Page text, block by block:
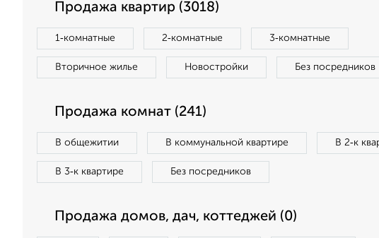
Продажа квартир (3018)
1‑комнатные 2‑комнатные 3‑комнатные
Вторичное жилье Новостройки Без посредников
Продажа комнат (241)
В общежитии В коммунальной квартире В 2‑к
В 3‑к квартире Без посредников
Продажа домов, дач, коттеджей (0)